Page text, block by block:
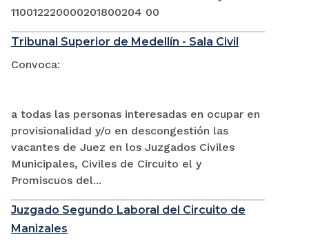
110012220000201800204 00
Tribunal Superior de Medellín - Sala Civil
Convoca:
a todas las personas interesadas en ocupar en
provisionalidad y/o en descongestión las
vacantes de Juez en los Juzgados Civiles
Municipales, Civiles de Circuito el y
Promiscuos del...
Juzgado Segundo Laboral del Circuito de
Manizales